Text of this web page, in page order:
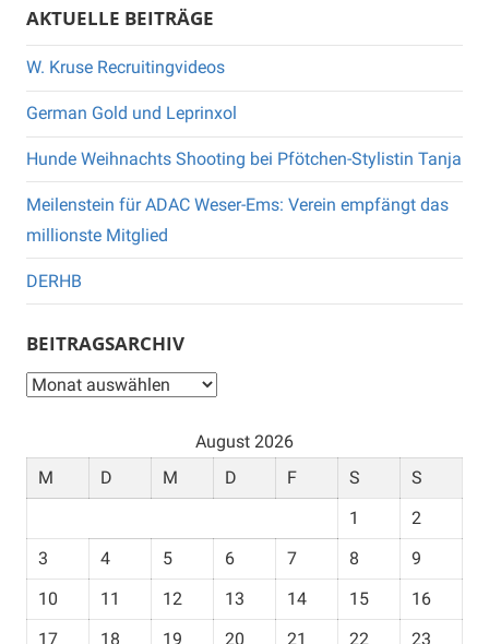
AKTUELLE BEITRÄGE
W. Kruse Recruitingvideos
German Gold und Leprinxol
Hunde Weihnachts Shooting bei Pfötchen-Stylistin Tanja
Meilenstein für ADAC Weser-Ems: Verein empfängt das
millionste Mitglied
DERHB
BEITRAGSARCHIV
Beitragsarchiv
August 2026
M
D M D F S
S
1
2
3
4 5 6 7 8
9
10
11 12 13 14 15
16
17
18 19 20 21 22
23